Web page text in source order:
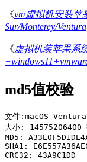
《vm虚拟机安装苹
Sur/Monterey/Ventura
《虚拟机装苹果系
md5值校验
文件: macOS Ventura
大小:
14575206400
MD5 :
SHA1 :
CRC32 : 43A9C1DD